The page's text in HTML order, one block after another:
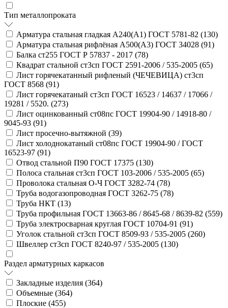
Тип металлопроката
Арматура стальная гладкая А240(А1) ГОСТ 5781-82 (130)
Арматура стальная рифлёная А500(А3) ГОСТ 34028 (91)
Балка ст255 ГОСТ Р 57837 - 2017 (78)
Квадрат стальной ст3сп ГОСТ 2591-2006 / 535-2005 (65)
Лист горячекатанный рифленый (ЧЕЧЕВИЦА) ст3сп
ГОСТ 8568 (91)
Лист горячекатаный ст3сп ГОСТ 16523 / 14637 / 17066 /
19281 / 5520. (273)
Лист оцинкованный ст08пс ГОСТ 19904-90 / 14918-80 /
9045-93 (91)
Лист просечно-вытяжной (39)
Лист холоднокатаный ст08пс ГОСТ 19904-90 / ГОСТ
16523-97 (91)
Отвод стальной П90 ГОСТ 17375 (130)
Полоса стальная ст3сп ГОСТ 103-2006 / 535-2005 (65)
Проволока стальная О-Ч ГОСТ 3282-74 (78)
Труба водогазопроводная ГОСТ 3262-75 (78)
Труба НКТ (13)
Труба профильная ГОСТ 13663-86 / 8645-68 / 8639-82 (559)
Труба электросварная круглая ГОСТ 10704-91 (91)
Уголок стальной ст3сп ГОСТ 8509-93 / 535-2005 (260)
Швеллер ст3сп ГОСТ 8240-97 / 535-2005 (130)
Раздел арматурных каркасов
Закладные изделия (364)
Объемные (364)
Плоские (455)